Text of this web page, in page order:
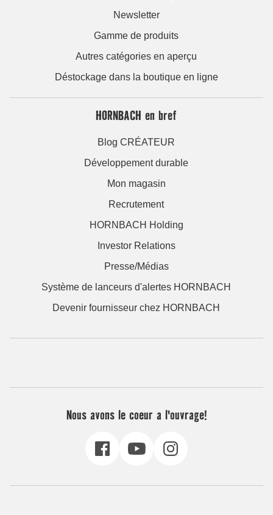
Newsletter
Gamme de produits
Autres catégories en aperçu
Déstockage dans la boutique en ligne
HORNBACH en bref
Blog CRÉATEUR
Développement durable
Mon magasin
Recrutement
HORNBACH Holding
Investor Relations
Presse/Médias
Système de lanceurs d'alertes HORNBACH
Devenir fournisseur chez HORNBACH
Nous avons le coeur a l'ouvrage!